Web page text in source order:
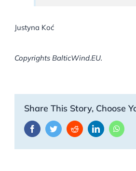
Justyna Koć
Copyrights BalticWind.EU.
Share This Story, Choose
FacebookTwitterRedditLinkedIn